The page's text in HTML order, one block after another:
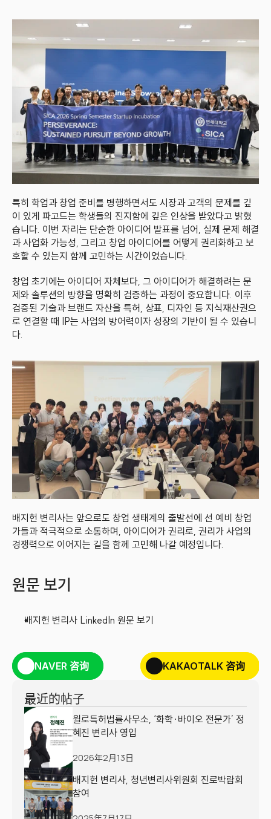
특히 학업과 창업 준비를 병행하면서도 시장과 고객의 문제를 깊
이 있게 파고드는 학생들의 진지함에 깊은 인상을 받았다고 밝혔
습니다. 이번 자리는 단순한 아이디어 발표를 넘어, 실제 문제 해결
과 사업화 가능성, 그리고 창업 아이디어를 어떻게 권리화하고 보
호할 수 있는지 함께 고민하는 시간이었습니다.
창업 초기에는 아이디어 자체보다, 그 아이디어가 해결하려는 문
제와 솔루션의 방향을 명확히 검증하는 과정이 중요합니다. 이후
검증된 기술과 브랜드 자산을 특허, 상표, 디자인 등 지식재산권으
로 연결할 때 IP는 사업의 방어력이자 성장의 기반이 될 수 있습니
다.
배지헌 변리사는 앞으로도 창업 생태계의 출발선에 선 예비 창업
가들과 적극적으로 소통하며, 아이디어가 권리로, 권리가 사업의
경쟁력으로 이어지는 길을 함께 고민해 나갈 예정입니다.
원문 보기
배지헌 변리사 LinkedIn 원문 보기
NAVER 咨询 KAKAOTALK 咨询
最近的帖子
윌로특허법률사무소, ‘화학·바이오 전문가’ 정
혜진 변리사 영입
2026年2月13日
배지헌 변리사, 청년변리사위원회 진로박람회
참여